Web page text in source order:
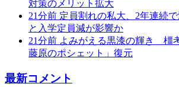
対策のメリット拡大
21分前 定員割れの私大、2年連続
と入学定員減が影響か
21分前 よみがえる黒漆の輝き 橿
藤原のポシェット」復元
最新コメント